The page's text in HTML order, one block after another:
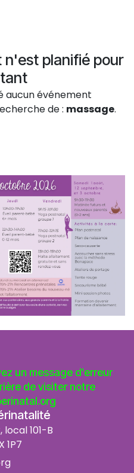
planifié pour
aucun événement
de : massage.
un message d'erreur
de visiter notre
101-B
1P7